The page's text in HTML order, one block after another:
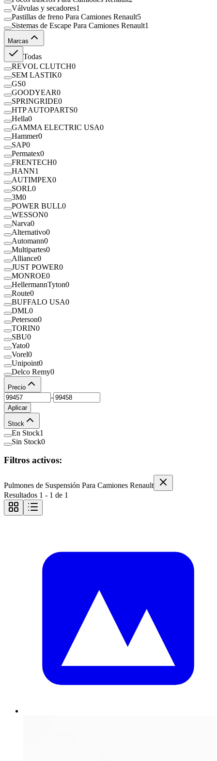
Válvulas y secadores1
Pastillas de freno Para Camiones Renault5
Sistemas de Escape Para Camiones Renault1
Marcas
Todas
REVOL CLUTCH0
SEM LASTIK0
GS0
GOODYEAR0
SPRINGRIDE0
HTP AUTOPARTS0
Hella0
GAMMA ELECTRIC USA0
Hammer0
SAP0
Permatex0
FRENTECH0
HANN1
AUTIMPEX0
SORL0
3M0
POWER BULL0
WESSON0
Narva0
Alternativo0
Automann0
Multipartes0
Alliance0
JUST POWER0
MONROE0
HellermannTyton0
Route0
BUFFALO USA0
DML0
Peterson0
TORIN0
SBU0
Yato0
Vorel0
Unipoint0
Delco Remy0
Precio
-
Aplicar
Stock
En Stock1
Sin Stock0
Filtros activos:
Pulmones de Suspensión Para Camiones Renault
Resultados 1 - 1 de 1